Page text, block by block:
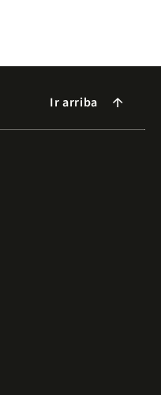
Ir arriba arrow_forward